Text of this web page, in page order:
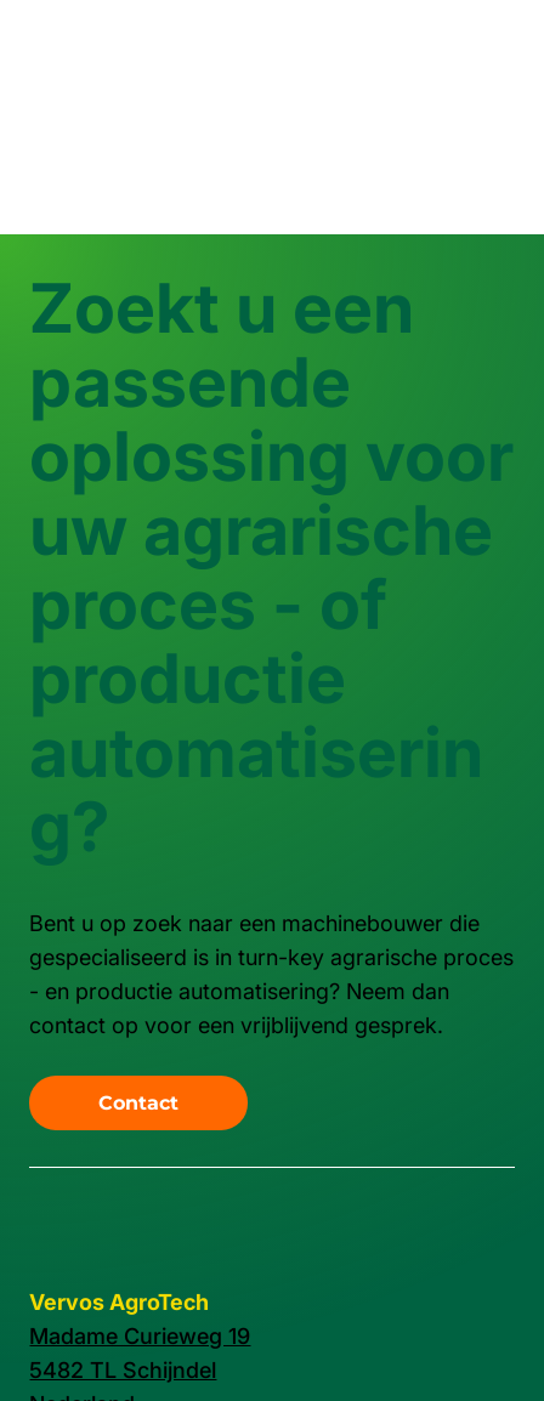
Zoekt u een
passende
oplossing voor
uw agrarische
proces - of
productie
automatiserin
g?
Bent u op zoek naar een machinebouwer die
gespecialiseerd is in turn-key agrarische proces
- en productie automatisering? Neem dan
contact op voor een vrijblijvend gesprek.
Contact
Vervos AgroTech
Madame Curieweg 19
5482 TL Schijndel